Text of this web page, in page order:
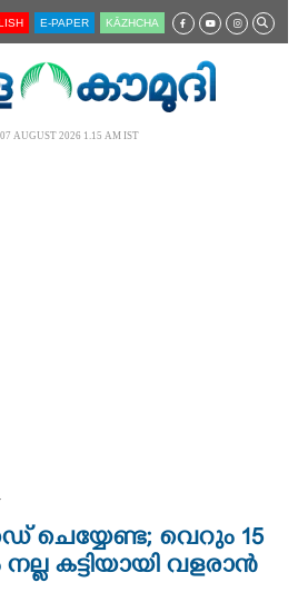
E-PAPER KĀZHCHA
AUGUST 2026 1.15 AM IST
ചെയ്യേണ്ട; വെറും 15
നല്ല കട്ടിയായി വളരാൻ